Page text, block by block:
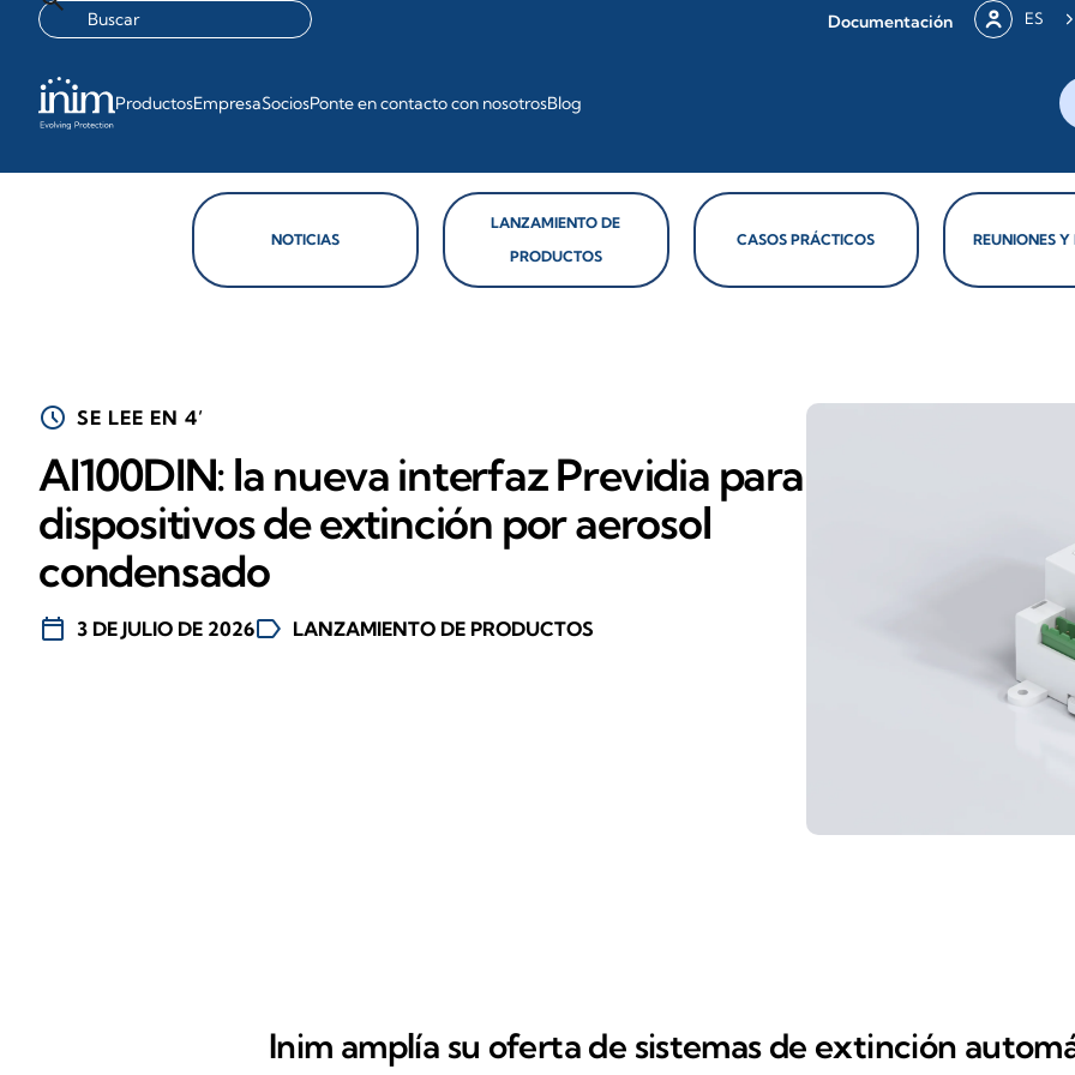
Documentación ES
ProductosEmpresaSociosPonte en contacto con nosotrosBlog
NOTICIAS
LANZAMIENTO DE
PRODUCTOS
CASOS PRÁCTICOS REUNIONES Y
schedule SE LEE EN 4’
AI100DIN: la nueva interfaz Previdia para
dispositivos de extinción por aerosol
condensado
calendar_today 3 DE JULIO DE 2026label LANZAMIENTO DE PRODUCTOS
Inim amplía su oferta de sistemas de extinción